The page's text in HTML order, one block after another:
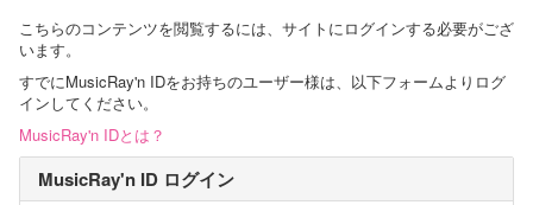
こちらのコンテンツを閲覧するには、サイトにログインする必要がござ
います。
すでにMusicRay'n IDをお持ちのユーザー様は、以下フォームよりログ
インしてください。
MusicRay'n IDとは？
MusicRay'n ID ログイン